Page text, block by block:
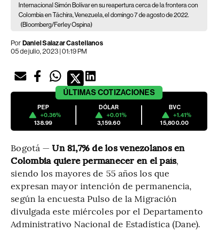
Internacional Simón Bolívar en su reapertura cerca de la frontera con
Colombia en Táchira, Venezuela, el domingo 7 de agosto de 2022.
(Bloomberg/Ferley Ospina)
PorDaniel Salazar Castellanos
05 de julio, 2023 | 01:19 PM
ÚLTIMAS COTIZACIONES
PEP
+0.36%
138.99
DÓLAR
+0.01%
3,159.60
BVC
+1.41%
15,800.00
Bogotá —Un 81,7% de los venezolanos en
Colombia quiere permanecer en el país,
siendo los mayores de 55 años los que
expresan mayor intención de permanencia,
según la encuesta Pulso de la Migración
divulgada este miércoles por el Departamento
Administrativo Nacional de Estadística (Dane).